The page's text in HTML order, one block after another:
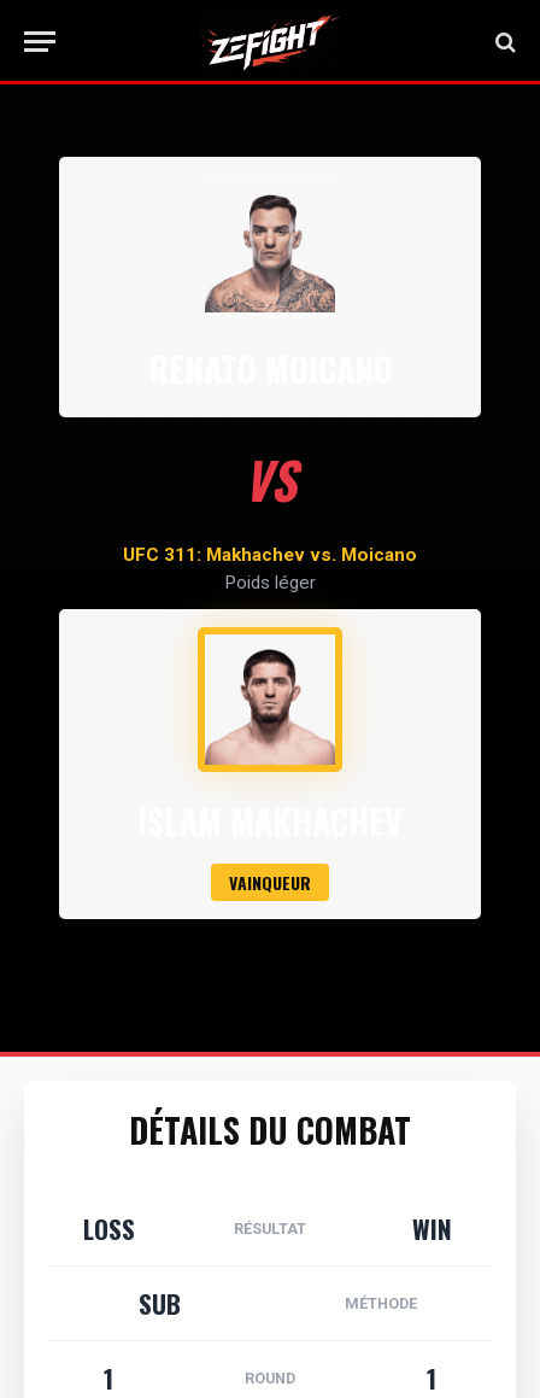
VS
UFC 311: Makhachev vs. Moicano
Poids léger
VAINQUEUR
DÉTAILS DU COMBAT
LOSS RÉSULTAT
WIN
SUB
MÉTHODE
1 ROUND
1